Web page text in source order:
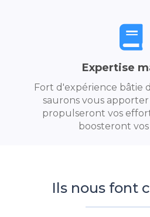
Expertise
Fort d'expérience bâtie
saurons vous apporter
propulseront vos
boosteront
Ils nous font